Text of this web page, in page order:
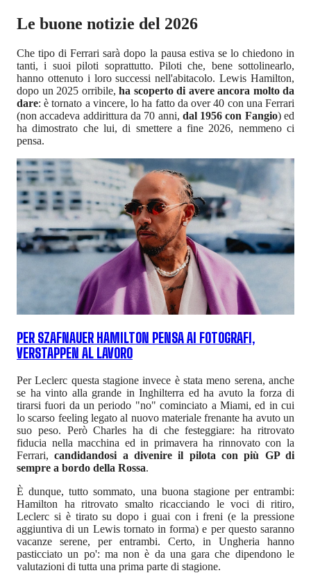
Le buone notizie del 2026
Che tipo di Ferrari sarà dopo la pausa estiva se lo chiedono in
tanti, i suoi piloti soprattutto. Piloti che, bene sottolinearlo,
hanno ottenuto i loro successi nell'abitacolo. Lewis Hamilton,
dopo un 2025 orribile, ha scoperto di avere ancora molto da
dare: è tornato a vincere, lo ha fatto da over 40 con una Ferrari
(non accadeva addirittura da 70 anni, dal 1956 con Fangio) ed
ha dimostrato che lui, di smettere a fine 2026, nemmeno ci
pensa.
PER SZAFNAUER HAMILTON PENSA AI FOTOGRAFI,
VERSTAPPEN AL LAVORO
Per Leclerc questa stagione invece è stata meno serena, anche
se ha vinto alla grande in Inghilterra ed ha avuto la forza di
tirarsi fuori da un periodo "no" cominciato a Miami, ed in cui
lo scarso feeling legato al nuovo materiale frenante ha avuto un
suo peso. Però Charles ha di che festeggiare: ha ritrovato
fiducia nella macchina ed in primavera ha rinnovato con la
Ferrari,candidandosi a divenire il pilota con più GP di
sempre a bordo della Rossa.
È dunque, tutto sommato, una buona stagione per entrambi:
Hamilton ha ritrovato smalto ricacciando le voci di ritiro,
Leclerc si è tirato su dopo i guai con i freni (e la pressione
aggiuntiva di un Lewis tornato in forma) e per questo saranno
vacanze serene, per entrambi. Certo, in Ungheria hanno
pasticciato un po': ma non è da una gara che dipendono le
valutazioni di tutta una prima parte di stagione.